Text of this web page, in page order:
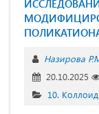
Назирова
20.10.2025
10.